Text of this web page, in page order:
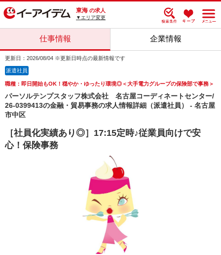
東海 の求人
▼エリア変更
仕事情報 企業情報
更新日：2026/08/04 ※更新日時点の最新情報です
派遣社員
職種：即日開始もOK！穏やか・ゆったり環境◎＜大手電力グループの保険部で事務＞
パーソルテンプスタッフ株式会社 名古屋コーディネートセンター/
26-0399413の金融・貿易事務の求人情報詳細（派遣社員） - 名古屋
市中区
［社員化実績あり◎］17:15定時♪従業員向けで安
心！保険事務